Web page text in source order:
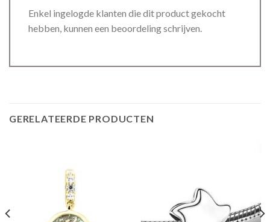
Enkel ingelogde klanten die dit product gekocht
hebben, kunnen een beoordeling schrijven.
GERELATEERDE PRODUCTEN